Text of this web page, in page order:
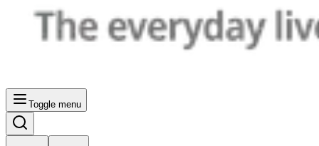
Toggle menu